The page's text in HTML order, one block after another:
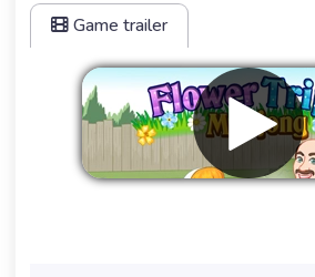
Game trailer